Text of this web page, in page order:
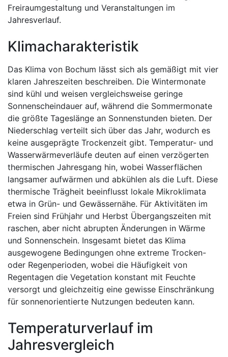
Freiraumgestaltung und Veranstaltungen im
Jahresverlauf.
Klimacharakteristik
Das Klima von Bochum lässt sich als gemäßigt mit vier
klaren Jahreszeiten beschreiben. Die Wintermonate
sind kühl und weisen vergleichsweise geringe
Sonnenscheindauer auf, während die Sommermonate
die größte Tageslänge an Sonnenstunden bieten. Der
Niederschlag verteilt sich über das Jahr, wodurch es
keine ausgeprägte Trockenzeit gibt. Temperatur- und
Wasserwärmeverläufe deuten auf einen verzögerten
thermischen Jahresgang hin, wobei Wasserflächen
langsamer aufwärmen und abkühlen als die Luft. Diese
thermische Trägheit beeinflusst lokale Mikroklimata
etwa in Grün- und Gewässernähe. Für Aktivitäten im
Freien sind Frühjahr und Herbst Übergangszeiten mit
raschen, aber nicht abrupten Änderungen in Wärme
und Sonnenschein. Insgesamt bietet das Klima
ausgewogene Bedingungen ohne extreme Trocken-
oder Regenperioden, wobei die Häufigkeit von
Regentagen die Vegetation konstant mit Feuchte
versorgt und gleichzeitig eine gewisse Einschränkung
für sonnenorientierte Nutzungen bedeuten kann.
Temperaturverlauf im
Jahresvergleich